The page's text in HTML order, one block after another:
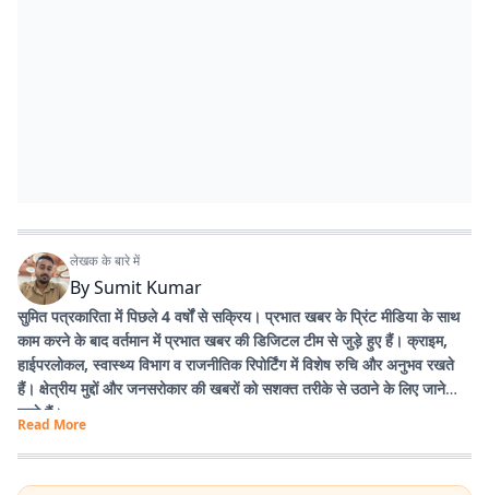
लेखक के बारे में
BySumit Kumar
सुमित पत्रकारिता में पिछले 4 वर्षों से सक्रिय। प्रभात खबर के प्रिंट मीडिया के साथ
काम करने के बाद वर्तमान में प्रभात खबर की डिजिटल टीम से जुड़े हुए हैं। क्राइम,
हाईपरलोकल, स्वास्थ्य विभाग व राजनीतिक रिपोर्टिंग में विशेष रुचि और अनुभव रखते
हैं। क्षेत्रीय मुद्दों और जनसरोकार की खबरों को सशक्त तरीके से उठाने के लिए जाने
जाते हैं।
Read More